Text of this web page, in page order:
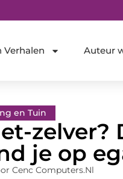
Verhalen Auteur
en Tuin
zelver?
je op
Cenc Computers.nl